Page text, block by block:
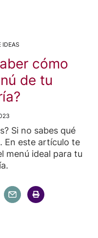
IDEAS
cómo
de tu
Si no sabes qué
En este artículo te
menú ideal para tu
Twitter
Compartir Email
Compartir Imprimir